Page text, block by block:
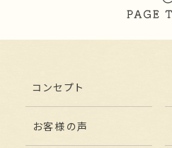
コンセプト
お客様の声